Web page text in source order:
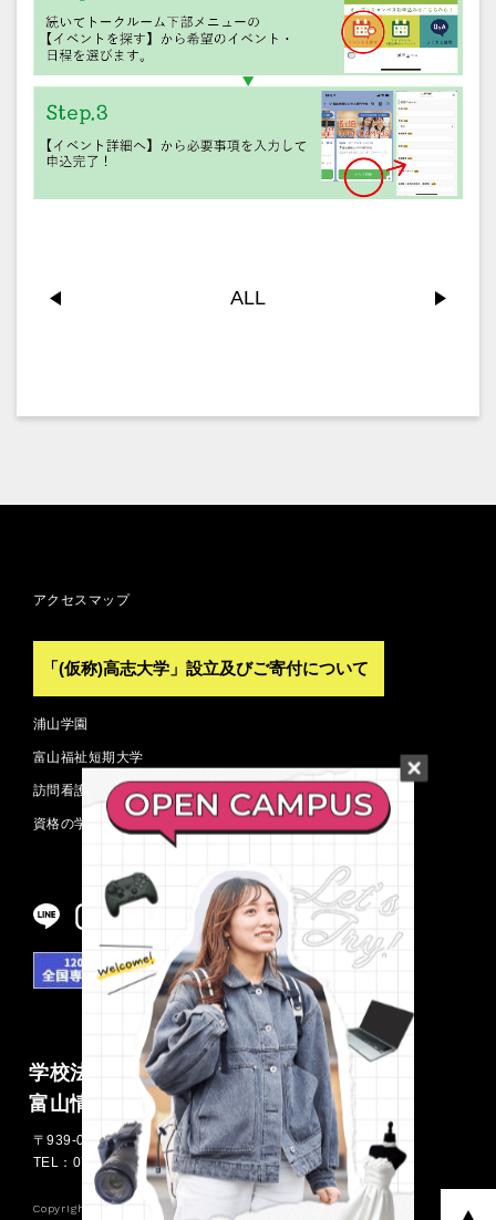
ALL
学校法人浦山学園
富山情報ビジネス専門学校
〒939-0341 富山県射水市三ケ576
TEL：0766-55-1420 FAX：0766-55-0757
Copyright ©
アクセスマップ
「(仮称)高志大学」設立及びご寄付について
浦山学園
富山福祉短期大学
訪問看護ステーション
資格の学校 TAC 富山校